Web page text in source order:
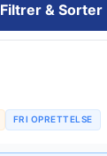
Filtrer & Sorter
FRI OPRETTELSE